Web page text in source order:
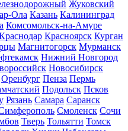
Жуковский
Ола Казань Калининград
Комсомольск-на-Амуре
Красноярск Курган
Магнитогорск Мурманск
Нижний Новгород
Новосибирск
Оренбург Пенза Пермь
Подольск Псков
Рязань Самара Саранск
Смоленск Сочи
Тверь Тольятти Томск